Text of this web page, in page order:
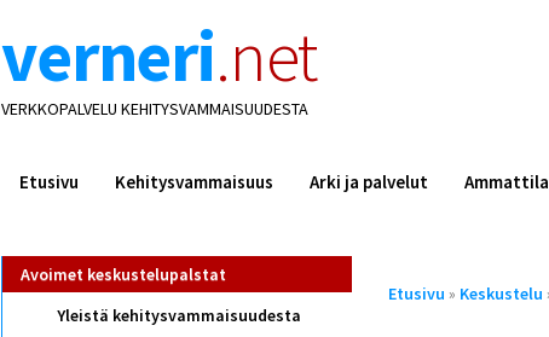
verneri.net
VERKKOPALVELU KEHITYSVAMMAISUUDESTA
Etusivu Kehitysvammaisuus Arki ja palvelut
Avoimet keskustelupalstat
Yleistä kehitysvammaisuudesta
Olet
Etusivu » Keskustelu